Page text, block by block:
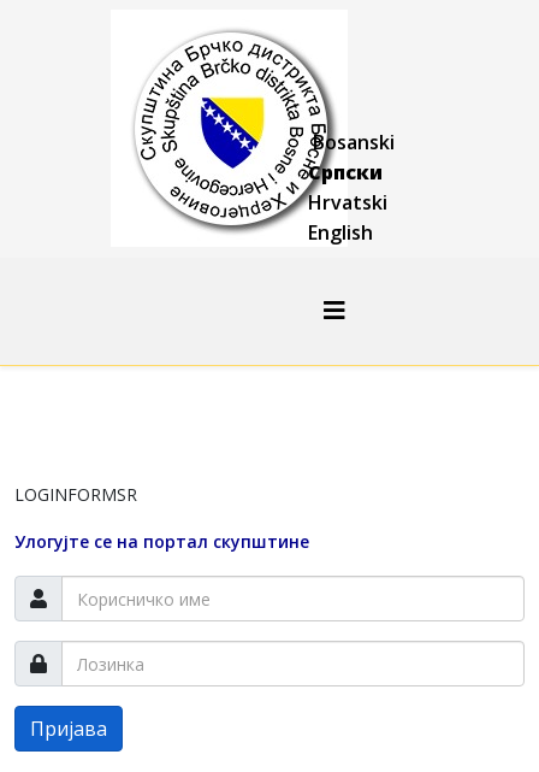
Bosanski
Српски
Hrvatski
English
LOGINFORMSR
Улогујте се на портал скупштине
Пријава